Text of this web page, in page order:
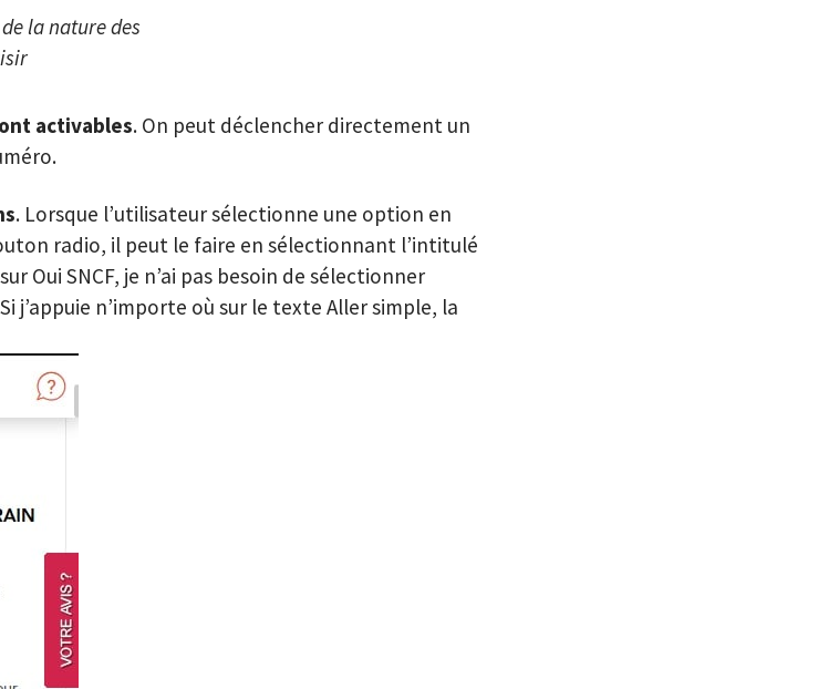
la nature des
activables. On peut déclencher directement un
. Lorsque l’utilisateur sélectionne une option en
radio, il peut le faire en sélectionnant l’intitulé
Oui SNCF, je n’ai pas besoin de sélectionner
j’appuie n’importe où sur le texte Aller simple, la